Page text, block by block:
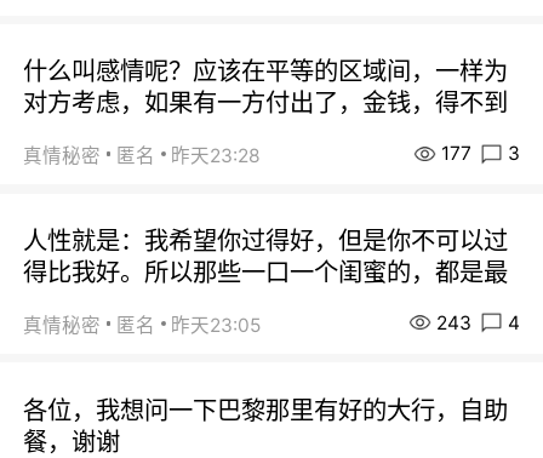
什么叫感情呢？应该在平等的区域间，一样为
对方考虑，如果有一方付出了，金钱，得不到
真情秘密 匿名 昨天23:28 177 3
人性就是：我希望你过得好，但是你不可以过
得比我好。所以那些一口一个闺蜜的，都是最
真情秘密 匿名 昨天23:05 243 4
各位，我想问一下巴黎那里有好的大行，自助
餐，谢谢